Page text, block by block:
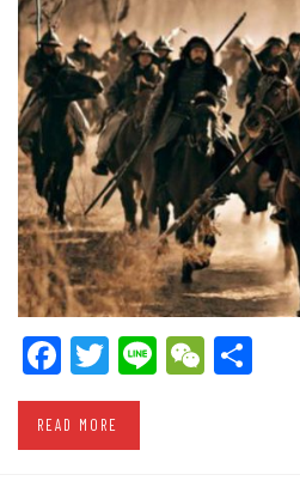
Facebook
Twitter
Line
READ MORE